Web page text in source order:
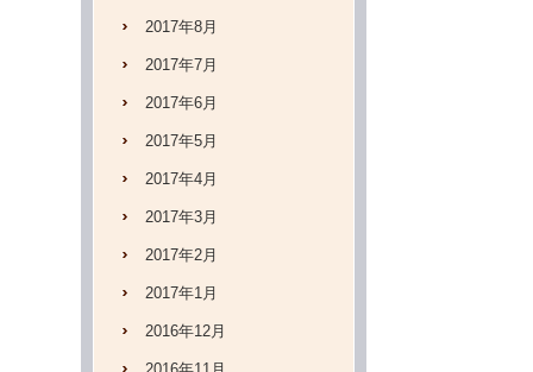
2017年8月
2017年7月
2017年6月
2017年5月
2017年4月
2017年3月
2017年2月
2017年1月
2016年12月